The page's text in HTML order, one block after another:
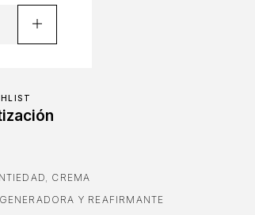
, CREMA
Y REAFIRMANTE